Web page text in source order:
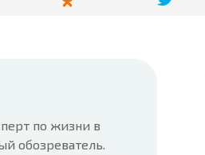
по жизни в
обозреватель.